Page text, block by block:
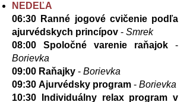
NEDEĽA
06:30 Ranné jogové cvičenie podľa
ajurvédskych princípov - Smrek
08:00 Spoločné varenie raňajok -
Borievka
09:00 Raňajky - Borievka
09:30 Ajurvédsky program - Borievka
10:30 Individuálny relax program v